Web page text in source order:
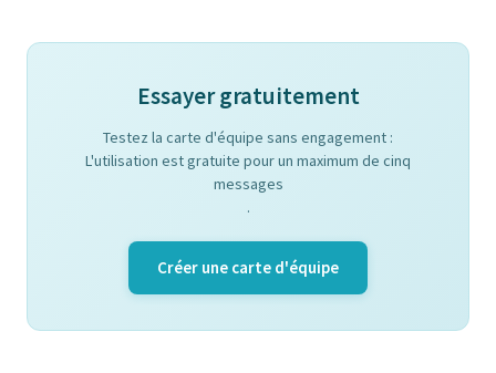
Essayer gratuitement
Testez la carte d'équipe sans engagement :
L'utilisation est gratuite pour un maximum de cinq
messages
.
Créer une carte d'équipe